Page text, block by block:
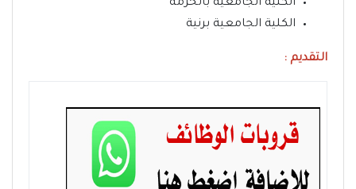
الكلية الجامعية بالخرمة
الكلية الجامعية برنية
التقديم :